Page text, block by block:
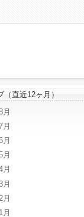
（直近12ヶ月）
月
月